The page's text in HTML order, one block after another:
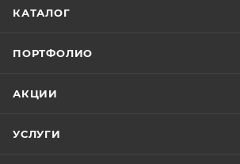
КАТАЛОГ
ПОРТФОЛИО
АКЦИИ
УСЛУГИ